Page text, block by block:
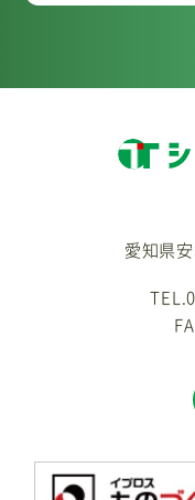
愛知県